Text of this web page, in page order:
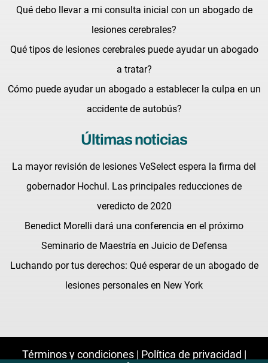
Qué debo llevar a mi consulta inicial con un abogado de
lesiones cerebrales?
Qué tipos de lesiones cerebrales puede ayudar un abogado
a tratar?
Cómo puede ayudar un abogado a establecer la culpa en un
accidente de autobús?
Últimas noticias
La mayor revisión de lesiones VeSelect espera la firma del
gobernador Hochul. Las principales reducciones de
veredicto de 2020
Benedict Morelli dará una conferencia en el próximo
Seminario de Maestría en Juicio de Defensa
Luchando por tus derechos: Qué esperar de un abogado de
lesiones personales en New York
Términos y condiciones | Política de privacidad |